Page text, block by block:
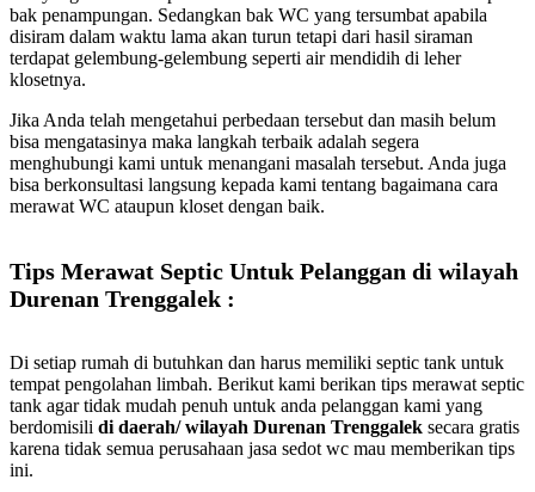
bak penampungan. Sedangkan bak WC yang tersumbat apabila
disiram dalam waktu lama akan turun tetapi dari hasil siraman
terdapat gelembung-gelembung seperti air mendidih di leher
klosetnya.
Jika Anda telah mengetahui perbedaan tersebut dan masih belum
bisa mengatasinya maka langkah terbaik adalah segera
menghubungi kami untuk menangani masalah tersebut. Anda juga
bisa berkonsultasi langsung kepada kami tentang bagaimana cara
merawat WC ataupun kloset dengan baik.
Tips Merawat Septic Untuk Pelanggan di wilayah
Durenan Trenggalek :
Di setiap rumah di butuhkan dan harus memiliki septic tank untuk
tempat pengolahan limbah. Berikut kami berikan tips merawat septic
tank agar tidak mudah penuh untuk anda pelanggan kami yang
berdomisili di daerah/ wilayah Durenan Trenggalek secara gratis
karena tidak semua perusahaan jasa sedot wc mau memberikan tips
ini.